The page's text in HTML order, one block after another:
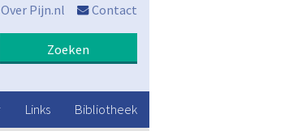
Over Pijn.nl Contact
Zoeken
Links Bibliotheek